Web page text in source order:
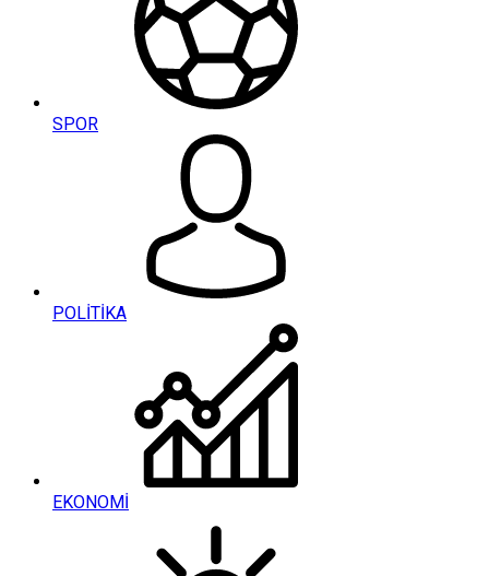
SPOR
POLİTİKA
EKONOMİ